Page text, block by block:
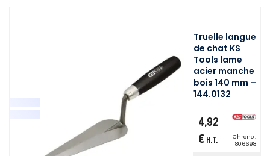
Truelle langue
de chat KS
Tools lame
acier manche
bois 140 mm –
144.0132
4,92
€ H.T.
Chrono :
806698